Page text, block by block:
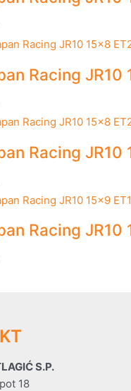
Racing
Racing
Racing
S.P.
18